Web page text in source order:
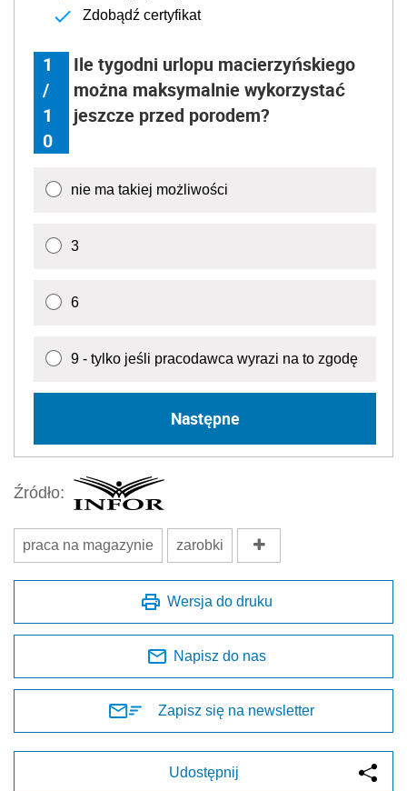
Zdobądź certyfikat
1
/
1
0
Ile tygodni urlopu macierzyńskiego
można maksymalnie wykorzystać
jeszcze przed porodem?
nie ma takiej możliwości
3
6
9 - tylko jeśli pracodawca wyrazi na to zgodę
Następne
Źródło:
praca na magazynie zarobki
Wersja do druku
Napisz do nas
Zapisz się na newsletter
Udostępnij